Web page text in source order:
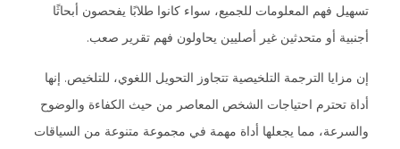
تسهيل فهم المعلومات للجميع، سواء كانوا طلابًا يفحصون أبحاثًا
أجنبية أو متحدثين غير أصليين يحاولون فهم تقرير صعب.
إن مزايا الترجمة التلخيصية تتجاوز التحويل اللغوي، للتلخيص. إنها
أداة تحترم احتياجات الشخص المعاصر من حيث الكفاءة والوضوح
والسرعة، مما يجعلها أداة مهمة في مجموعة متنوعة من السياقات